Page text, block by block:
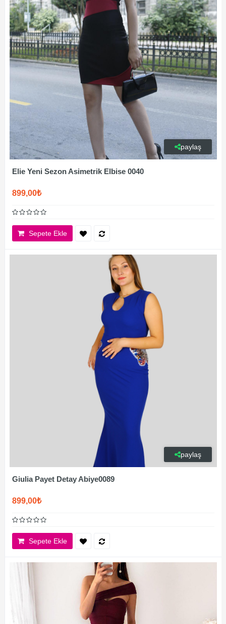
paylaş
Elie Yeni Sezon Asimetrik Elbise 0040
899,00₺
Sepete Ekle
paylaş
Giulia Payet Detay Abiye0089
899,00₺
Sepete Ekle